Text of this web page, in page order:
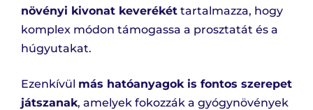
növényi kivonat keverékét tartalmazza, hogy
komplex módon támogassa a prosztatát és a
húgyutakat.
Ezenkívül más hatóanyagok is fontos szerepet
játszanak, amelyek fokozzák a gyógynövények